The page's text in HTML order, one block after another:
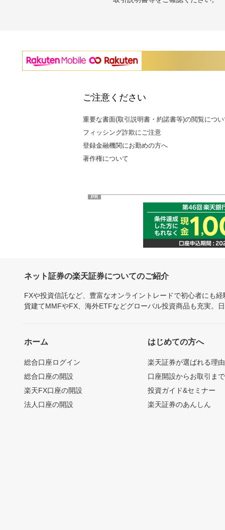
ご注意ください
重要な書面(取引説明書・約諾書等)の閲覧につ
フィッシング詐欺にご注意
登録金融機関にお勤めの方へ
著作権について
PR
ネット証券の楽天証券についてのご紹介
FXや投資信託など、豊富なオンライントレードで初心者にも
貨建てMMFやFX、海外ETFなどグローバル投資商品も充実。
ホーム
総合口座ログイン
総合口座の開設
楽天FX口座の開設
法人口座の開設
はじめての方へ
楽天証券が選ばれる理由
口座開設からお取引ま
投資ガイド&セミナー
楽天証券のあんしん